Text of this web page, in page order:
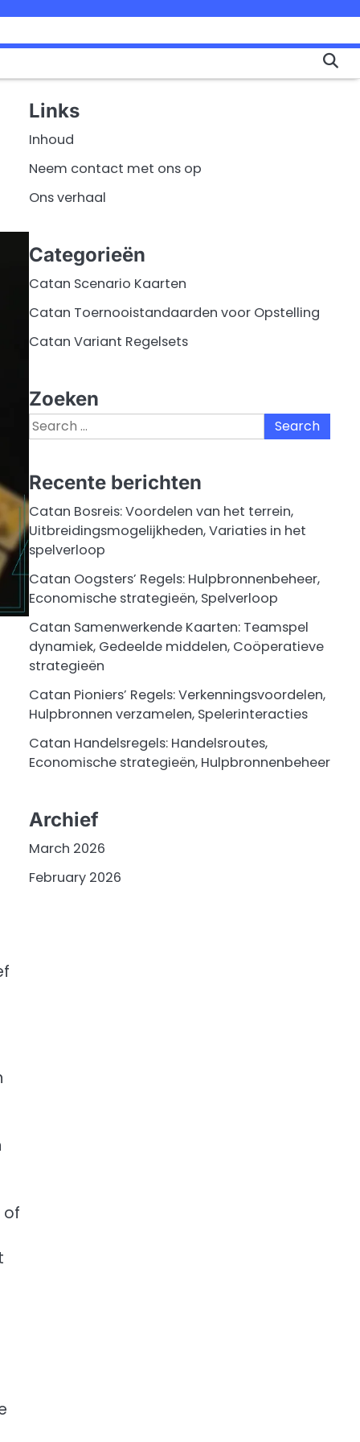
of
Links
Inhoud
Neem contact met ons op
Ons verhaal
Categorieën
Catan Scenario Kaarten
Catan Toernooistandaarden voor Opstelling
Catan Variant Regelsets
Zoeken
Search
for:
Recente berichten
Catan Bosreis: Voordelen van het terrein,
Uitbreidingsmogelijkheden, Variaties in het
spelverloop
Catan Oogsters’ Regels: Hulpbronnenbeheer,
Economische strategieën, Spelverloop
Catan Samenwerkende Kaarten: Teamspel
dynamiek, Gedeelde middelen, Coöperatieve
strategieën
Catan Pioniers’ Regels: Verkenningsvoordelen,
Hulpbronnen verzamelen, Spelerinteracties
Catan Handelsregels: Handelsroutes,
Economische strategieën, Hulpbronnenbeheer
Archief
March 2026
February 2026